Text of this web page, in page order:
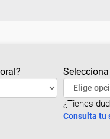
¿Tienes
Consulta tu